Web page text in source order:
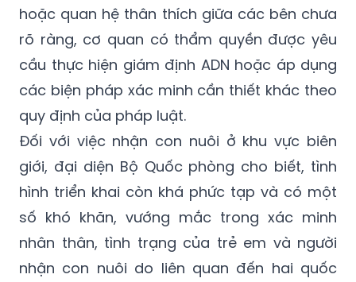
hoặc quan hệ thân thích giữa các bên chưa
rõ ràng, cơ quan có thẩm quyền được yêu
cầu thực hiện giám định ADN hoặc áp dụng
các biện pháp xác minh cần thiết khác theo
quy định của pháp luật.
Đối với việc nhận con nuôi ở khu vực biên
giới, đại diện Bộ Quốc phòng cho biết, tình
hình triển khai còn khá phức tạp và có một
số khó khăn, vướng mắc trong xác minh
nhân thân, tình trạng của trẻ em và người
nhận con nuôi do liên quan đến hai quốc